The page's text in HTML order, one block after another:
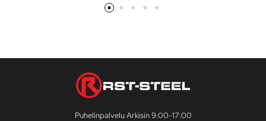
Puhelinpalvelu Arkisin 9:00-17:00